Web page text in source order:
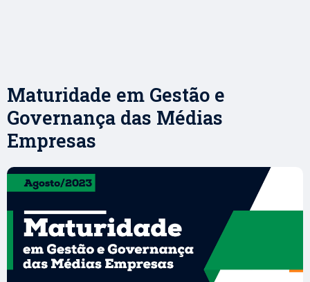
Maturidade em Gestão e
Governança das Médias
Empresas